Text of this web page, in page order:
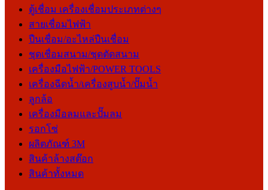
ตู้เชื่อม เครื่องเชื่อมประเภทต่างๆ
สายเชื่อมไฟฟ้า
ปืนเชื่อม/อะไหล่ปืนเชื่อม
ชุดเชื่อมสนาม/ชุดตัดสนาม
เครื่องมือไฟฟ้า/POWER TOOLS
เครื่องฉีดน้ำ/เครื่องสูบน้ำ/ปั๊มน้ำ
ลูกล้อ
เครื่องมือลมและปั๊มลม
รอกโซ่
ผลิตภัณฑ์ 3M
สินค้าล้างสต๊อก
สินค้าทั้งหมด